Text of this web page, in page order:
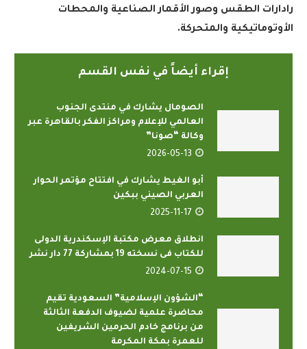
رادارات الطقس وصور الأقمار الصناعية والمحطات
الأوتوماتيكية والمتحركة.
إقراء أيضاً في نفس القسم
الصومال يشارك في منتدى الجنوب
العالمي للإعلام ومراكز الفكر بالقاهرة عبر
وكالة “صونا”
2026-05-13
أبو الغيط يشارك في افتتاح مؤتمر الحوار
العربي الصيني ببكين
2025-11-17
انطلاق معرض مكتبة الإسكندرية الدولى
للكتاب فى نسخته 19 بمشاركة 77 دار نشر
2024-07-15
“الشؤون الإسلامية” السعودية تقيم
محاضرة علمية لضيوف الدفعة الثالثة
من برنامج خادم الحرمين الشريفين
للعمرة بمكة المكرمة